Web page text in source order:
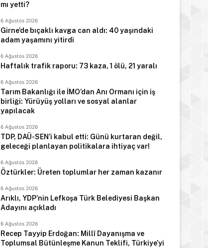
mı yetti?
6 Ağustos 2026
Girne’de bıçaklı kavga can aldı: 40 yaşındaki
adam yaşamını yitirdi
6 Ağustos 2026
Haftalık trafik raporu: 73 kaza, 1 ölü, 21 yaralı
6 Ağustos 2026
Tarım Bakanlığı ile İMO’dan Anı Ormanı için iş
birliği: Yürüyüş yolları ve sosyal alanlar
yapılacak
6 Ağustos 2026
TDP, DAÜ-SEN’i kabul etti: Günü kurtaran değil,
geleceği planlayan politikalara ihtiyaç var!
6 Ağustos 2026
Öztürkler: Üreten toplumlar her zaman kazanır
6 Ağustos 2026
Arıklı, YDP’nin Lefkoşa Türk Belediyesi Başkan
Adayını açıkladı
6 Ağustos 2026
Recep Tayyip Erdoğan: Millî Dayanışma ve
Toplumsal Bütünleşme Kanun Teklifi, Türkiye’yi